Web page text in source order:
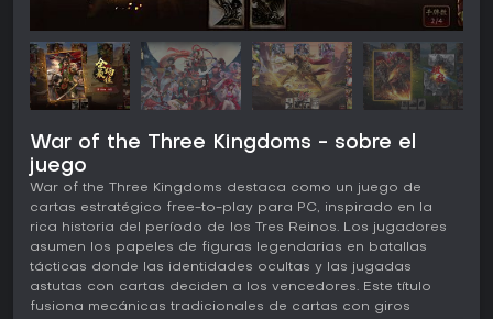
War of the Three Kingdoms - sobre el
juego
War of the Three Kingdoms destaca como un juego de
cartas estratégico free-to-play para PC, inspirado en la
rica historia del período de los Tres Reinos. Los jugadores
asumen los papeles de figuras legendarias en batallas
tácticas donde las identidades ocultas y las jugadas
astutas con cartas deciden a los vencedores. Este título
fusiona mecánicas tradicionales de cartas con giros